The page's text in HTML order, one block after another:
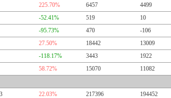
225.70% 6457 4499
-52.41% 519 10
-95.73% 470 -106
27.50% 18442 13009
-118.17% 3443 1922
58.72% 15070 11082
22.03% 217396 194452